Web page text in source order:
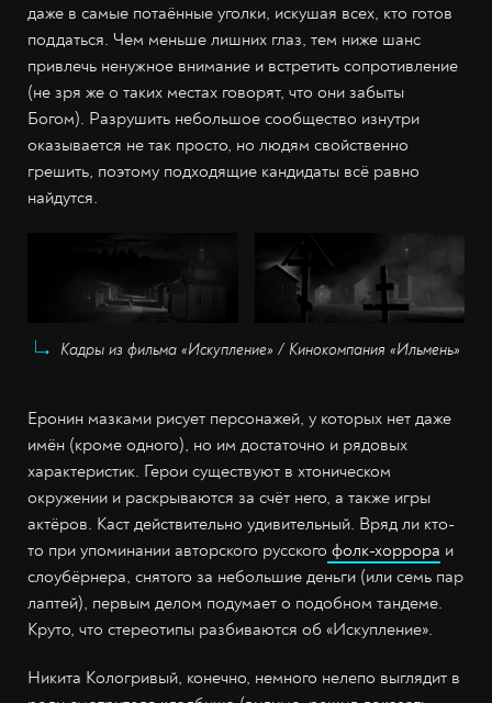
даже в самые потаённые уголки, искушая всех, кто готов
поддаться. Чем меньше лишних глаз, тем ниже шанс
привлечь ненужное внимание и встретить сопротивление
(не зря же о таких местах говорят, что они забыты
Богом). Разрушить небольшое сообщество изнутри
оказывается не так просто, но людям свойственно
грешить, поэтому подходящие кандидаты всё равно
найдутся.
Кадры из фильма «Искупление» / Кинокомпания «Ильмень»
Еронин мазками рисует персонажей, у которых нет даже
имён (кроме одного), но им достаточно и рядовых
характеристик. Герои существуют в хтоническом
окружении и раскрываются за счёт него, а также игры
актёров. Каст действительно удивительный. Вряд ли кто-
то при упоминании авторского русского фолк-хоррора и
слоубёрнера, снятого за небольшие деньги (или семь пар
лаптей), первым делом подумает о подобном тандеме.
Круто, что стереотипы разбиваются об «Искупление».
Никита Кологривый, конечно, немного нелепо выглядит в